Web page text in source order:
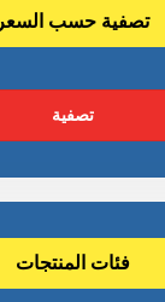
تصفية حسب السعر
تصفية
فئات المنتجات